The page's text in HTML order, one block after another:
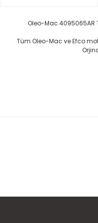
Oleo-Mac 4095065AR
Tüm Oleo-Mac ve Efco